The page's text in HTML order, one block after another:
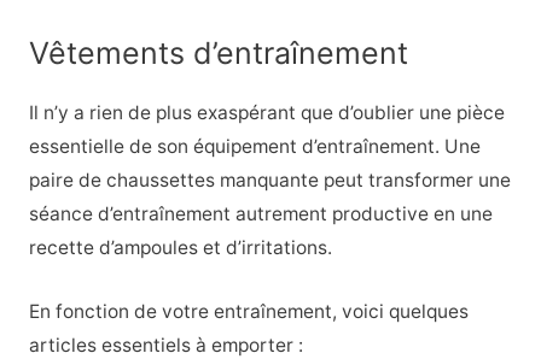
Vêtements d’entraînement
Il n’y a rien de plus exaspérant que d’oublier une pièce
essentielle de son équipement d’entraînement. Une
paire de chaussettes manquante peut transformer une
séance d’entraînement autrement productive en une
recette d’ampoules et d’irritations.
En fonction de votre entraînement, voici quelques
articles essentiels à emporter :